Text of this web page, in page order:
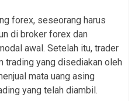
forex, seseorang harus
di broker forex dan
awal. Setelah itu, trader
trading yang disediakan oleh
mata uang asing
yang telah diambil.